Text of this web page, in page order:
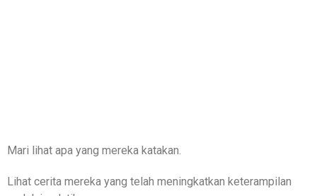
Mari lihat apa yang mereka katakan.
Lihat cerita mereka yang telah meningkatkan keterampilan